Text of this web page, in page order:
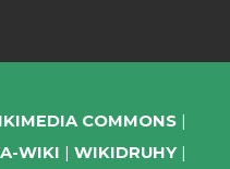
COMMONS
WIKI
WIKIDRUHY